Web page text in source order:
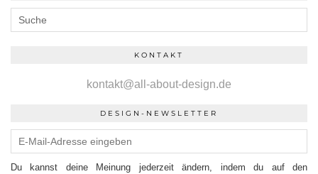
KONTAKT
kontakt@all-about-design.de
DESIGN-NEWSLETTER
Du kannst deine Meinung jederzeit ändern, indem du auf den